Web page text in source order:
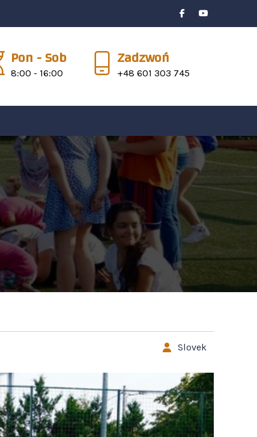
Pon - Sob
8:00 - 16:00
Zadzwoń
+48 601 303 745
Slovek